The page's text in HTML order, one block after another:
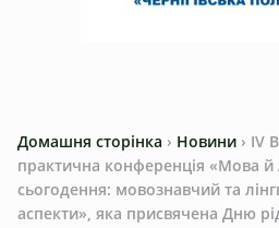
Домашня сторінка › Новини › ІV
практична конференція «Мова й
сьогодення: мовознавчий та
аспекти», яка присвячена Дню